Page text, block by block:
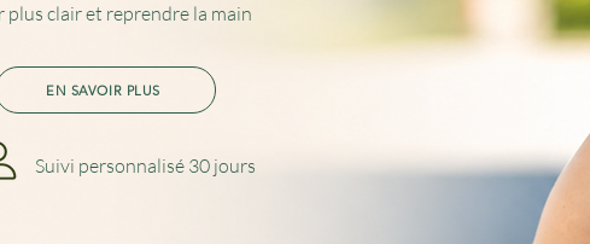
clair et reprendre la main
EN SAVOIR PLUS
Suivi personnalisé 30 jours